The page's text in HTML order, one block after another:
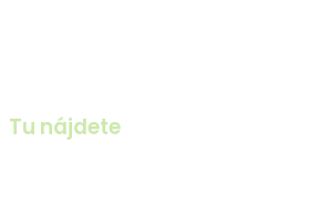
Tu nájdete